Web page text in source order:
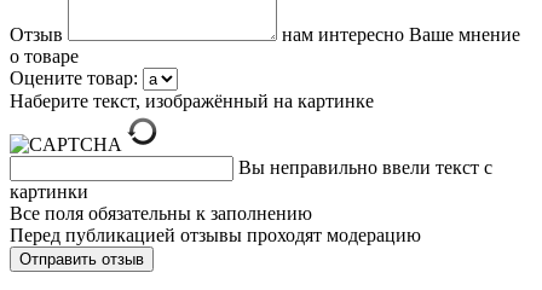
Отзыв
нам интересно Ваше мнение
о товаре
Оцените товар:
Наберите текст, изображённый на картинке
Вы неправильно ввели текст с
картинки
Все поля обязательны к заполнению
Перед публикацией отзывы проходят модерацию